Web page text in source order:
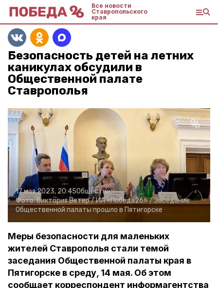
Все новости
Ставропольского
края
Безопасность детей на летних
каникулах обсудили в
Общественной палате
Ставрополья
17 мая 2023, 20:45Общество
Фото:Виктория Ветер /ИА «Победа26» /Заседание
Общественной палаты прошло в Пятигорске
Меры безопасности для маленьких
жителей Ставрополья стали темой
заседания Общественной палаты края в
Пятигорске в среду, 14 мая. Об этом
сообщает корреспондент информагентства